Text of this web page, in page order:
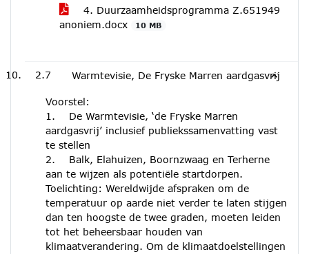
4. Duurzaamheidsprogramma Z.651949
anoniem.docx
10 MB
2.7 Warmtevisie, De Fryske Marren aardgasvrij
Voorstel:
1. De Warmtevisie, ‘de Fryske Marren
aardgasvrij’ inclusief publiekssamenvatting vast
te stellen
2. Balk, Elahuizen, Boornzwaag en Terherne
aan te wijzen als potentiële startdorpen.
Toelichting: Wereldwijde afspraken om de
temperatuur op aarde niet verder te laten stijgen
dan ten hoogste de twee graden, moeten leiden
tot het beheersbaar houden van
klimaatverandering. Om de klimaatdoelstellingen